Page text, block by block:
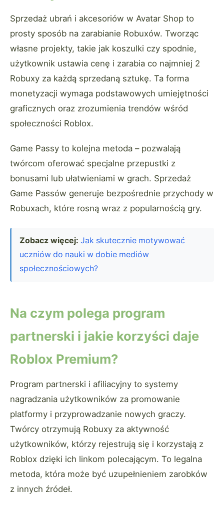
Sprzedaż ubrań i akcesoriów w Avatar Shop to
prosty sposób na zarabianie Robuxów. Tworząc
własne projekty, takie jak koszulki czy spodnie,
użytkownik ustawia cenę i zarabia co najmniej 2
Robuxy za każdą sprzedaną sztukę. Ta forma
monetyzacji wymaga podstawowych umiejętności
graficznych oraz zrozumienia trendów wśród
społeczności Roblox.
Game Passy to kolejna metoda – pozwalają
twórcom oferować specjalne przepustki z
bonusami lub ułatwieniami w grach. Sprzedaż
Game Passów generuje bezpośrednie przychody w
Robuxach, które rosną wraz z popularnością gry.
Zobacz więcej: Jak skutecznie motywować
uczniów do nauki w dobie mediów
społecznościowych?
Na czym polega program
partnerski i jakie korzyści daje
Roblox Premium?
Program partnerski i afiliacyjny to systemy
nagradzania użytkowników za promowanie
platformy i przyprowadzanie nowych graczy.
Twórcy otrzymują Robuxy za aktywność
użytkowników, którzy rejestrują się i korzystają z
Roblox dzięki ich linkom polecającym. To legalna
metoda, która może być uzupełnieniem zarobków
z innych źródeł.